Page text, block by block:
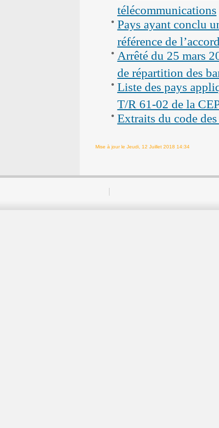
télécommunications
Pays ayant conclu
référence de
Arrêté du 25 mars
de répartition des
Liste des pays
T/R 61-02 de la
Extraits du code
Mise à jour le Jeudi, 12 Juillet 2018 14:34